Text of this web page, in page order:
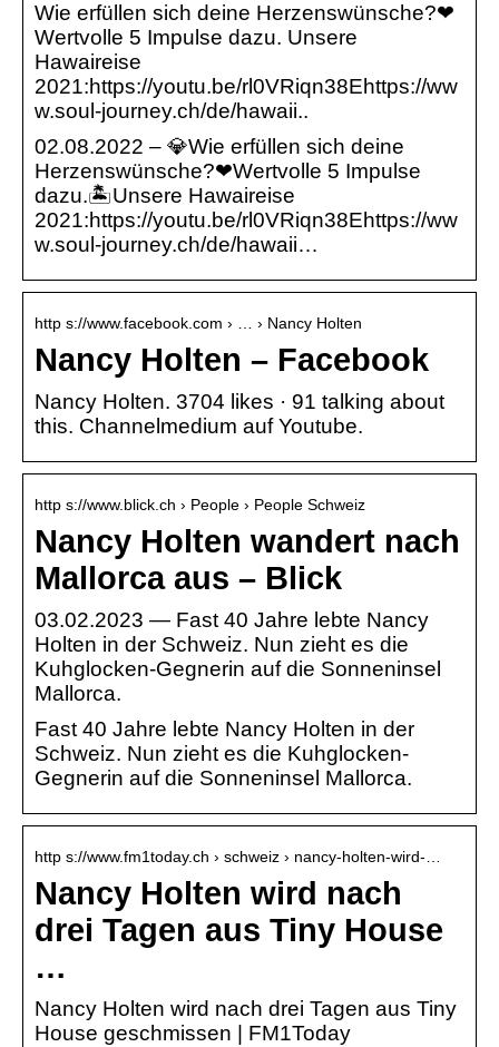
Wie erfüllen sich deine Herzenswünsche?❤
Wertvolle 5 Impulse dazu. Unsere
Hawaireise
2021:https://youtu.be/rl0VRiqn38Ehttps://ww
w.soul-journey.ch/de/hawaii..
02.08.2022 – 💎Wie erfüllen sich deine
Herzenswünsche?❤Wertvolle 5 Impulse
dazu.🏝Unsere Hawaireise
2021:https://youtu.be/rl0VRiqn38Ehttps://ww
w.soul-journey.ch/de/hawaii…
http s://www.facebook.com › … › Nancy Holten
Nancy Holten – Facebook
Nancy Holten. 3704 likes · 91 talking about
this. Channelmedium auf Youtube.
http s://www.blick.ch › People › People Schweiz
Nancy Holten wandert nach
Mallorca aus – Blick
03.02.2023 — Fast 40 Jahre lebte Nancy
Holten in der Schweiz. Nun zieht es die
Kuhglocken-Gegnerin auf die Sonneninsel
Mallorca.
Fast 40 Jahre lebte Nancy Holten in der
Schweiz. Nun zieht es die Kuhglocken-
Gegnerin auf die Sonneninsel Mallorca.
http s://www.fm1today.ch › schweiz › nancy-holten-wird-…
Nancy Holten wird nach
drei Tagen aus Tiny House
…
Nancy Holten wird nach drei Tagen aus Tiny
House geschmissen | FM1Today